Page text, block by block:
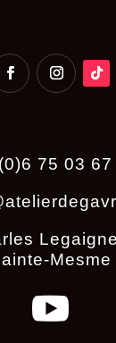
75 03 67
Mesme
